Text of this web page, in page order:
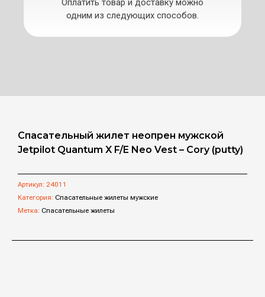
Оплатить товар и доставку можно
одним из следующих способов.
Спасательный жилет неопрен мужской
Jetpilot Quantum X F/E Neo Vest – Cory (putty)
Артикул: 24011
Категория: Спасательные жилеты мужские
Метка: Спасательные жилеты